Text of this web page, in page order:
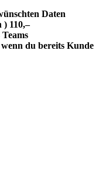
Daten
) 110,–
du bereits Kunde